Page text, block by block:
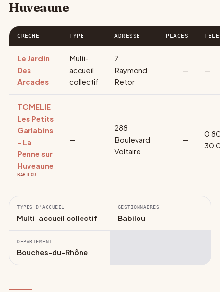
Huveaune
CRÈCHE TYPE ADRESSE PLACES
Le Jardin
Des
Arcades
Multi-
accueil
collectif
7
Raymond
Retor
— —
TOMELIE
Les Petits
Garlabins
- La
Penne sur
Huveaune
BABILOU
—
288
Boulevard
Voltaire
—
0
30
TYPES D'ACCUEIL
Multi-accueil collectif
GESTIONNAIRES
Babilou
DÉPARTEMENT
Bouches-du-Rhône